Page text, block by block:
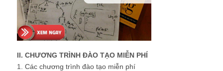
II. CHƯƠNG TRÌNH ĐÀO TẠO MIỄN PHÍ
1. Các chương trình đào tạo miễn phí